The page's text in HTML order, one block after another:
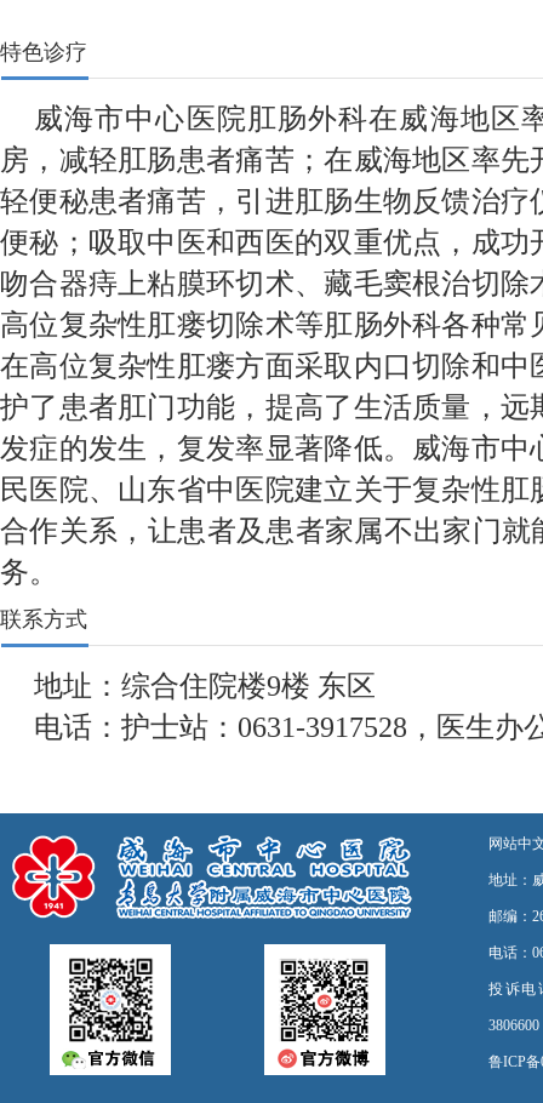
特色诊疗
威海市中心医院肛肠外科在威海地区
房，减轻肛肠患者痛苦；在威海地区率
轻便秘患者痛苦，引进肛肠生物反馈治疗
便秘；吸取中医和西医的双重优点，成功
吻合器痔上粘膜环切术、藏毛窦根治切除
高位复杂性肛瘘切除术等肛肠外科各种常
在高位复杂性肛瘘方面采取内口切除和中
护了患者肛门功能，提高了生活质量，远
发症的发生，复发率显著降低。威海市中
民医院、山东省中医院建立关于复杂性
合作关系，让患者及患者家属不出家门就
务。
联系方式
地址：综合住院楼9楼 东区
电话：护士站：0631-3917528，医生办
网站中
地址：
邮编：
电话：
投诉电
鲁ICP备